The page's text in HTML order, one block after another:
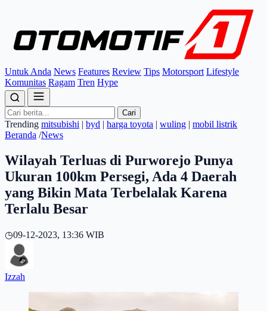
Untuk Anda News Features Review Tips Motorsport Lifestyle
Komunitas Ragam Tren Hype
Cari
Trending mitsubishi | byd | harga toyota | wuling | mobil listrik
Beranda /News
Wilayah Terluas di Purworejo Punya
Ukuran 100km Persegi, Ada 4 Daerah
yang Bikin Mata Terbelalak Karena
Terlalu Besar
◷09-12-2023, 13:36 WIB
Izzah